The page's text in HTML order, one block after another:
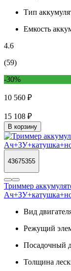
Тип
Емкость
4.6
(59)
-30%
10 560 ₽
15 108 ₽
В корзину
43675355
Триммер
Вид
Режущий
Посадочный
Толщина